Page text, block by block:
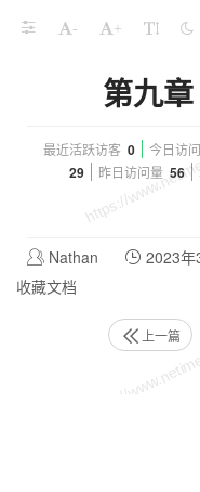
- +
第九
最近活跃访客 0 今日访
29 昨日访问量 56
Nathan 2023年
收藏文档
上一篇